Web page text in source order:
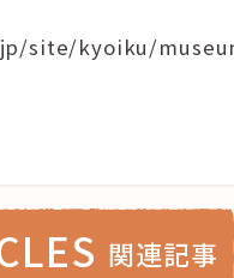
site/kyoiku/
関連記事